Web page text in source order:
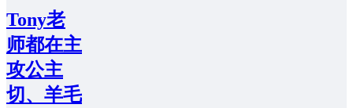
Tony老
师都在主
攻公主
切、羊毛